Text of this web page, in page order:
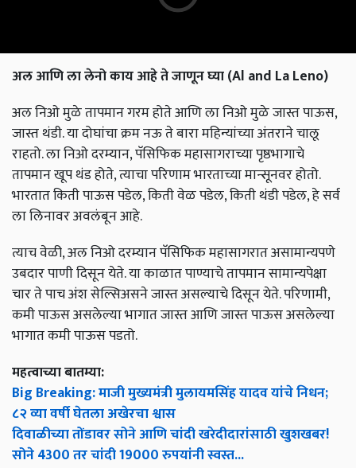
अल आणि ला लेनो काय आहे ते जाणून घ्या (Al and La Leno)
अल निओ मुळे तापमान गरम होते आणि ला निओ मुळे जास्त पाऊस,
जास्त थंडी. या दोघांचा क्रम नऊ ते बारा महिन्यांच्या अंतराने चालू
राहतो. ला निओ दरम्यान, पॅसिफिक महासागराच्या पृष्ठभागाचे
तापमान खूप थंड होते, त्याचा परिणाम भारताच्या मान्सूनवर होतो.
भारतात किती पाऊस पडेल, किती वेळ पडेल, किती थंडी पडेल, हे सर्व
ला लिनावर अवलंबून आहे.
त्याच वेळी, अल निओ दरम्यान पॅसिफिक महासागरात असामान्यपणे
उबदार पाणी दिसून येते. या काळात पाण्याचे तापमान सामान्यपेक्षा
चार ते पाच अंश सेल्सिअसने जास्त असल्याचे दिसून येते. परिणामी,
कमी पाऊस असलेल्या भागात जास्त आणि जास्त पाऊस असलेल्या
भागात कमी पाऊस पडतो.
महत्वाच्या बातम्या:
Big Breaking: माजी मुख्यमंत्री मुलायमसिंह यादव यांचे निधन;
८२ व्या वर्षी घेतला अखेरचा श्वास
दिवाळीच्या तोंडावर सोने आणि चांदी खरेदीदारांसाठी खुशखबर!
सोने 4300 तर चांदी 19000 रुपयांनी स्वस्त...